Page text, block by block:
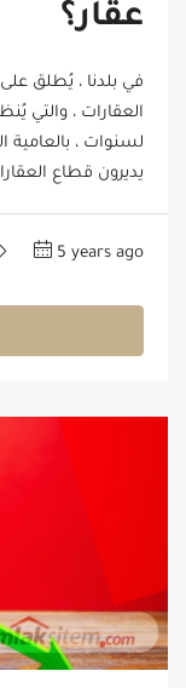
عقار؟
في بلدنا ، يُطلق
العقارات ، والتي
لسنوات ، بالعامية
يديرون قطاع
5 years ago